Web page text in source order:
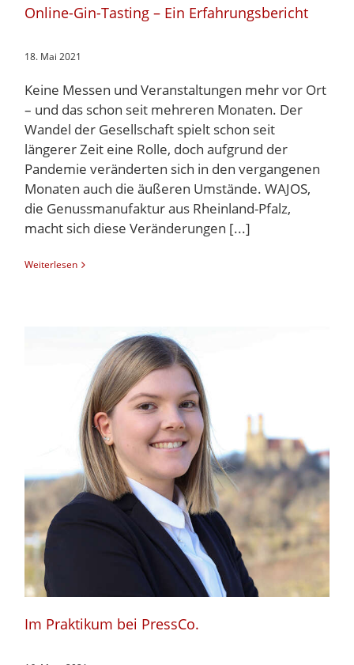
Online-Gin-Tasting – Ein Erfahrungsbericht
18. Mai 2021
Keine Messen und Veranstaltungen mehr vor Ort
– und das schon seit mehreren Monaten. Der
Wandel der Gesellschaft spielt schon seit
längerer Zeit eine Rolle, doch aufgrund der
Pandemie veränderten sich in den vergangenen
Monaten auch die äußeren Umstände. WAJOS,
die Genussmanufaktur aus Rheinland-Pfalz,
macht sich diese Veränderungen [...]
Weiterlesen
Im Praktikum bei PressCo.